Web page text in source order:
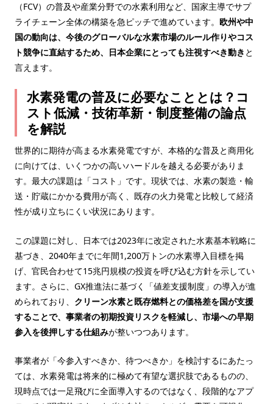
（FCV）の普及や産業分野での水素利用など、国家主導でサプ
ライチェーン全体の構築を急ピッチで進めています。 欧州や中
国の動向は、今後のグローバルな水素市場のルール作りやコス
ト競争に直結するため、日本企業にとっても注視すべき動き と
言えます。
水素発電の普及に必要なこととは？コ
スト低減・技術革新・制度整備の論点
を解説
世界的に期待が高まる水素発電ですが、本格的な普及と商用化
に向けては、いくつかの高いハードルを越える必要がありま
す。最大の課題は「コスト」です。現状では、水素の製造・輸
送・貯蔵にかかる費用が高く、既存の火力発電と比較して経済
性が成り立ちにくい状況にあります。
この課題に対し、日本では2023年に改定された水素基本戦略に
基づき、2040年までに年間1,200万トンの水素導入目標を掲
げ、官民合わせて15兆円規模の投資を呼び込む方針を示してい
ます。さらに、GX推進法に基づく「値差支援制度」の導入が進
められており、 クリーン水素と既存燃料との価格差を国が支援
することで、事業者の初期投資リスクを軽減し、市場への早期
参入を後押しする仕組みが整いつつあります。
事業者が「今参入すべきか、待つべきか」を検討するにあたっ
ては、水素発電は将来的に極めて有望な選択肢であるものの、
現時点では一足飛びに全面導入するのではなく、段階的なアプ